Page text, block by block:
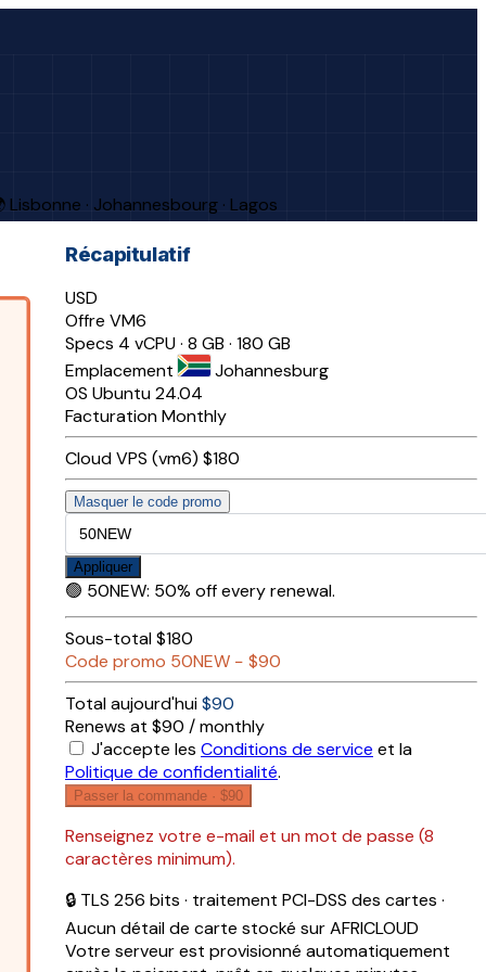
Lisbonne · Johannesbourg · Lagos
Récapitulatif
USD
Offre VM6
Specs 4 vCPU · 8 GB · 180 GB
Emplacement
Johannesburg
OS Ubuntu 24.04
FacturationMonthly
Cloud VPS (vm6) $180
Masquer le code promo
Appliquer
🟢 50NEW: 50% off every renewal.
Sous-total$180
Code promo 50NEW − $90
Total aujourd'hui$90
Renews at $90 / monthly
J'accepte les Conditions de service et la
Politique de confidentialité.
Passer la commande · $90
Renseignez votre e-mail et un mot de passe (8
caractères minimum).
🔒 TLS 256 bits · traitement PCI-DSS des cartes ·
Aucun détail de carte stocké sur AFRICLOUD
Votre serveur est provisionné automatiquement